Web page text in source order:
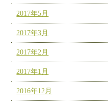
2017年5月
2017年3月
2017年2月
2017年1月
2016年12月